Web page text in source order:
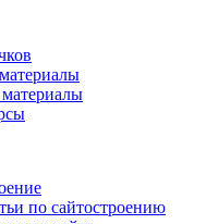
по сайтостроению